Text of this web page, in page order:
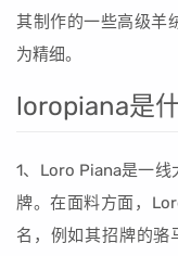
其制作的一些高级羊
为精细。
loropiana是
1、Loro Piana是一
牌。在面料方面，
名，例如其招牌的骆